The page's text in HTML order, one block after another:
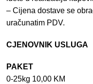
– Cijena dostave se
uračunatim PDV.
CJENOVNIK USLUGA
PAKET
0-25kg 10,00 KM